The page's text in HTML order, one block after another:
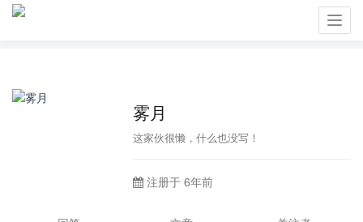
雾月
这家伙很懒，什么也没写！
注册于 6年前